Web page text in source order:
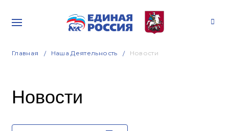
Главная Наша Деятельность Новости
Новости